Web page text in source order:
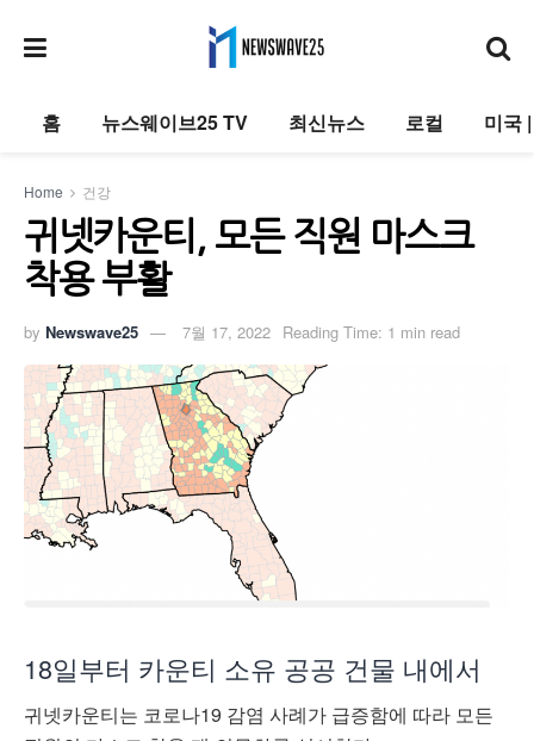
홈 뉴스웨이브25 TV 최신뉴스 로컬 미국
Home 건강
귀넷카운티, 모든 직원 마스크
착용 부활
by Newswave25 7월 17, 2022 Reading Time: 1 min read
18일부터 카운티 소유 공공 건물 내에서
귀넷카운티는 코로나19 감염 사례가 급증함에 따라 모든